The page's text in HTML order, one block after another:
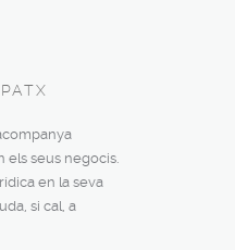
els seus negocis.
en la seva
si cal, a